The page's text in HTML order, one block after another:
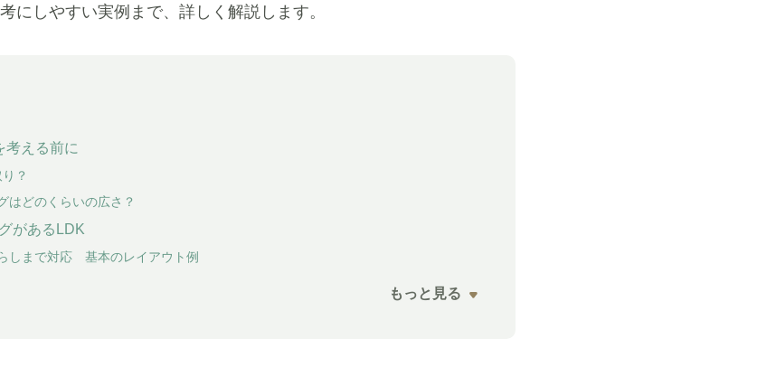
にしやすい実例まで、詳しく解説します。
考える前に
？
はどのくらいの広さ？
があるLDK
しまで対応 基本のレイアウト例
もっと見る